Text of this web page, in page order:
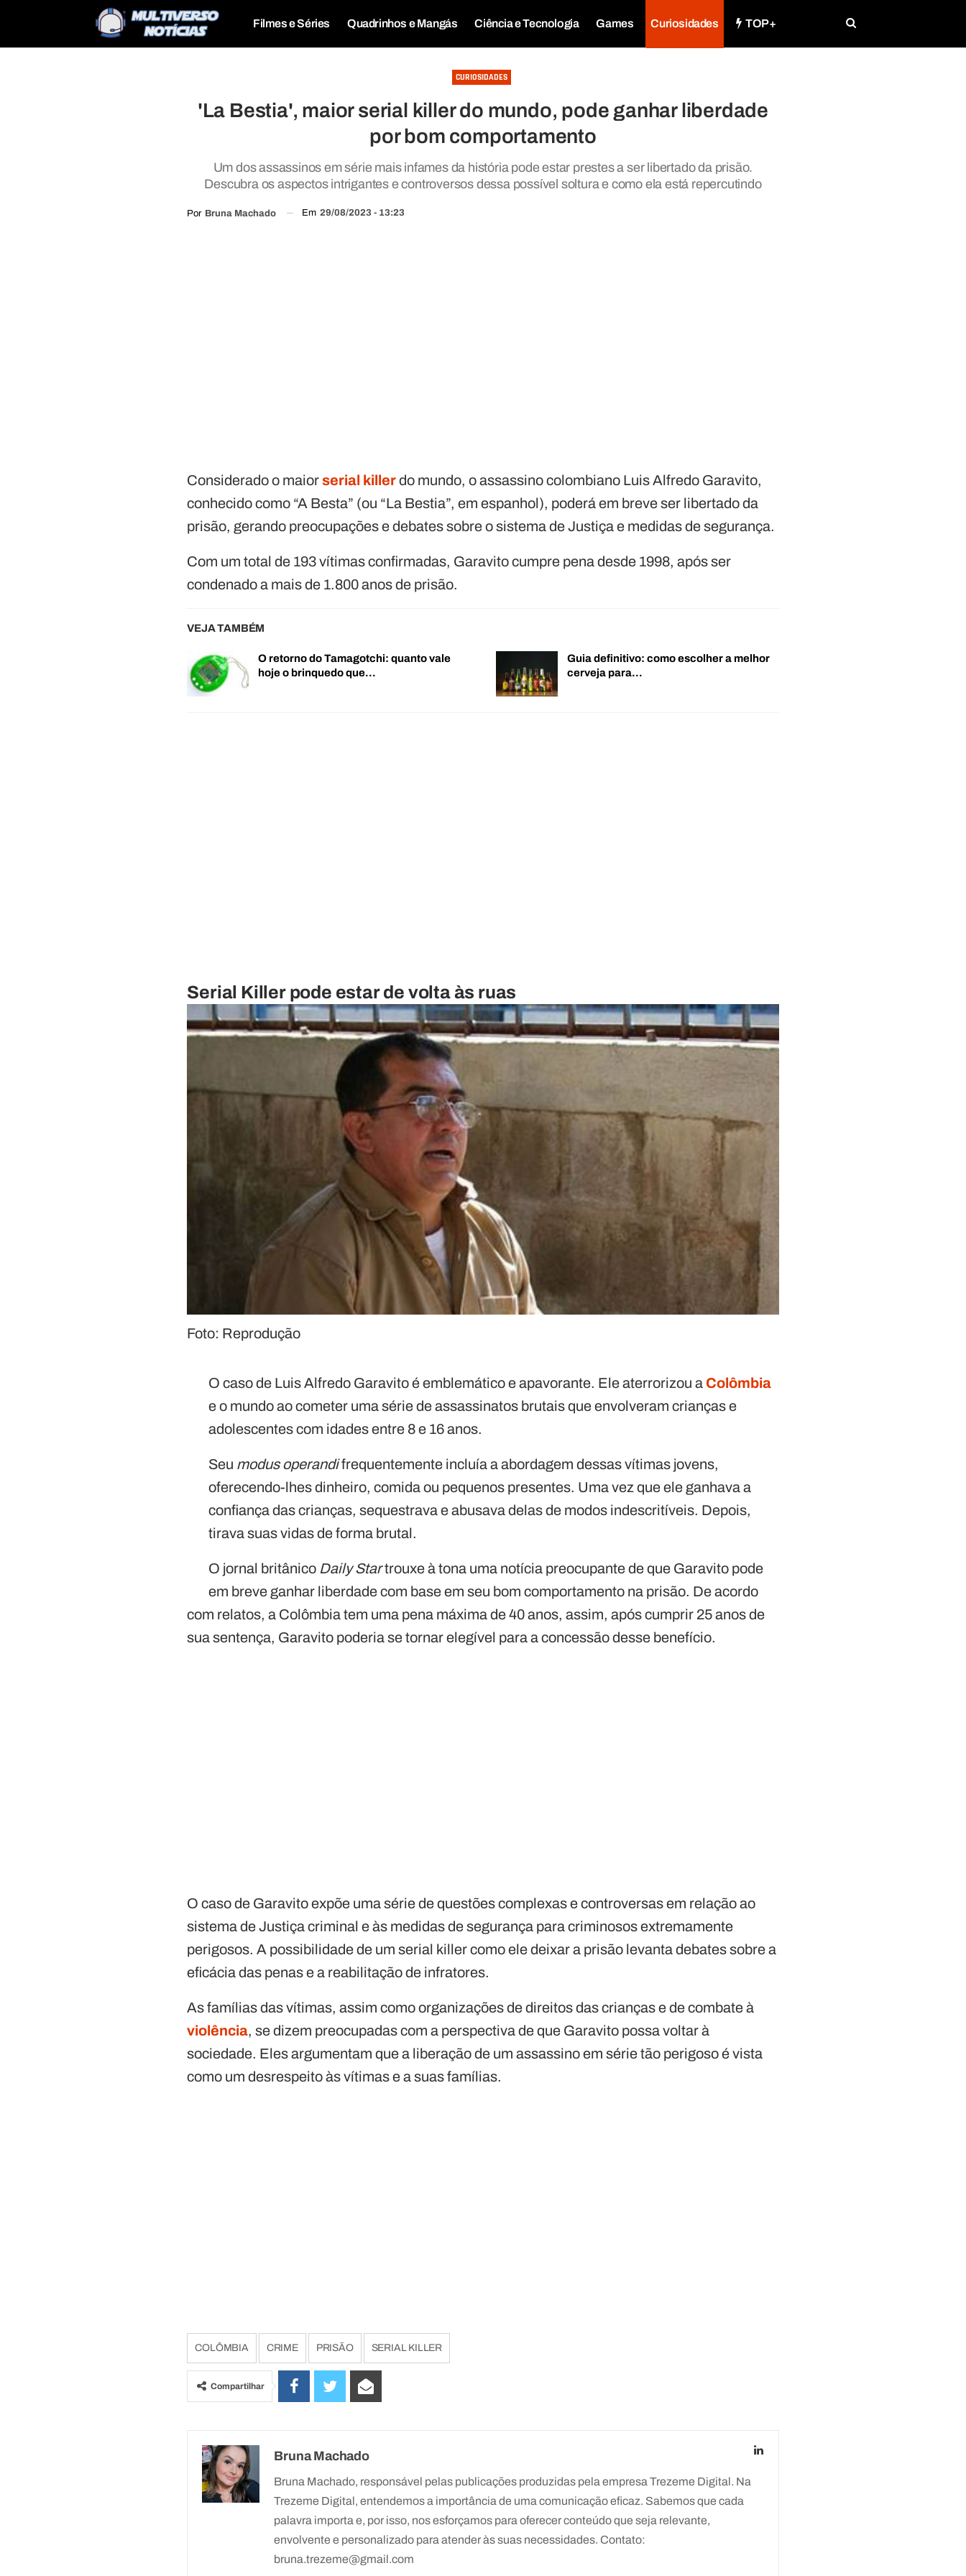
Filmes e Séries Quadrinhos e Mangás Ciência e Tecnologia Games Curiosidades TOP+
CURIOSIDADES
'La Bestia', maior serial killer do mundo, pode ganhar liberdade
por bom comportamento
Um dos assassinos em série mais infames da história pode estar prestes a ser libertado da prisão.
Descubra os aspectos intrigantes e controversos dessa possível soltura e como ela está repercutindo
Por Bruna Machado Em 29/08/2023 - 13:23
Considerado o maiorserial killerdo mundo, o assassino colombiano Luis Alfredo Garavito,
conhecido como “A Besta” (ou “La Bestia”, em espanhol), poderá em breve ser libertado da
prisão, gerando preocupações e debates sobre o sistema de Justiça e medidas de segurança.
Com um total de 193 vítimas confirmadas, Garavito cumpre pena desde 1998, após ser
condenado a mais de 1.800 anos de prisão.
VEJA TAMBÉM
O retorno do Tamagotchi: quanto vale
hoje o brinquedo que…
Guia definitivo: como escolher a melhor
cerveja para…
Serial Killer pode estar de volta às ruas
Foto: Reprodução
O caso de Luis Alfredo Garavito é emblemático e apavorante. Ele aterrorizou a Colômbia
e o mundo ao cometer uma série de assassinatos brutais que envolveram crianças e
adolescentes com idades entre 8 e 16 anos.
Seu modus operandifrequentemente incluía a abordagem dessas vítimas jovens,
oferecendo-lhes dinheiro, comida ou pequenos presentes. Uma vez que ele ganhava a
confiança das crianças, sequestrava e abusava delas de modos indescritíveis. Depois,
tirava suas vidas de forma brutal.
O jornal britânico Daily Startrouxe à tona uma notícia preocupante de que Garavito pode
em breve ganhar liberdade com base em seu bom comportamento na prisão. De acordo
com relatos, a Colômbia tem uma pena máxima de 40 anos, assim, após cumprir 25 anos de
sua sentença, Garavito poderia se tornar elegível para a concessão desse benefício.
O caso de Garavito expõe uma série de questões complexas e controversas em relação ao
sistema de Justiça criminal e às medidas de segurança para criminosos extremamente
perigosos. A possibilidade de um serial killer como ele deixar a prisão levanta debates sobre a
eficácia das penas e a reabilitação de infratores.
As famílias das vítimas, assim como organizações de direitos das crianças e de combate à
violência, se dizem preocupadas com a perspectiva de que Garavito possa voltar à
sociedade. Eles argumentam que a liberação de um assassino em série tão perigoso é vista
como um desrespeito às vítimas e a suas famílias.
COLÔMBIA CRIME PRISÃO SERIAL KILLER
Compartilhar
Bruna Machado
Bruna Machado, responsável pelas publicações produzidas pela empresa Trezeme Digital. Na
Trezeme Digital, entendemos a importância de uma comunicação eficaz. Sabemos que cada
palavra importa e, por isso, nos esforçamos para oferecer conteúdo que seja relevante,
envolvente e personalizado para atender às suas necessidades. Contato:
bruna.trezeme@gmail.com